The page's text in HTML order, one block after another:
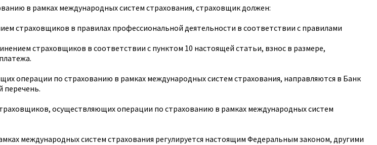
в рамках международных систем страхования, страховщик должен:
страховщиков в правилах профессиональной деятельности в соответствии с правилами
страховщиков в соответствии с пунктом 10 настоящей статьи, взнос в размере,
операции по страхованию в рамках международных систем страхования, направляются в Банк
перечень.
осуществляющих операции по страхованию в рамках международных систем
международных систем страхования регулируется настоящим Федеральным законом, другими